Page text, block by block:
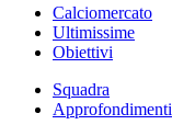
Calciomercato
Ultimissime
Obiettivi
Squadra
Approfondimenti